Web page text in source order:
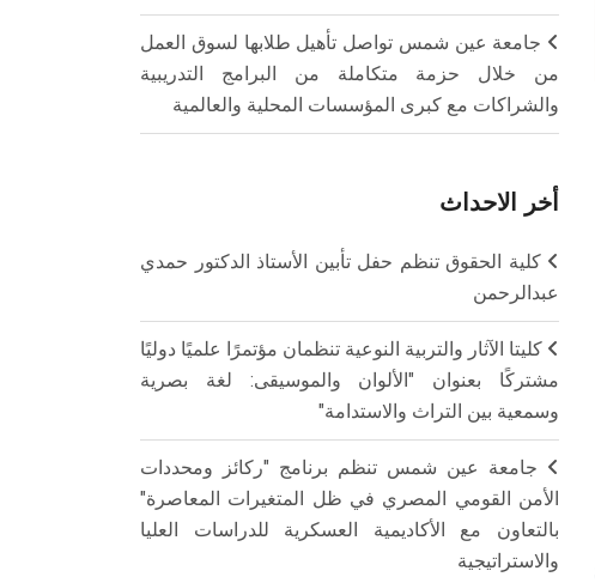
جامعة عين شمس تواصل تأهيل طلابها لسوق العمل
من خلال حزمة متكاملة من البرامج التدريبية
والشراكات مع كبرى المؤسسات المحلية والعالمية
أخر الاحداث
كلية الحقوق تنظم حفل تأبين الأستاذ الدكتور حمدي
عبدالرحمن
كليتا الآثار والتربية النوعية تنظمان مؤتمرًا علميًا دوليًا
مشتركًا بعنوان "الألوان والموسيقى: لغة بصرية
وسمعية بين التراث والاستدامة"
جامعة عين شمس تنظم برنامج "ركائز ومحددات
الأمن القومي المصري في ظل المتغيرات المعاصرة"
بالتعاون مع الأكاديمية العسكرية للدراسات العليا
والاستراتيجية